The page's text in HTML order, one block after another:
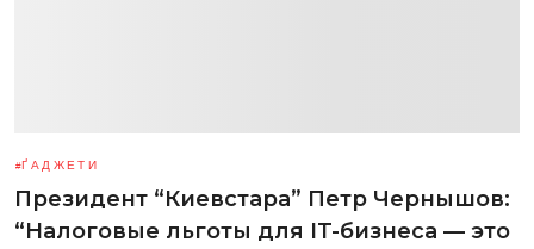
ҐАДЖЕТИ
Президент “Киевстара” Петр Чернышов:
“Налоговые льготы для IT-бизнеса — это